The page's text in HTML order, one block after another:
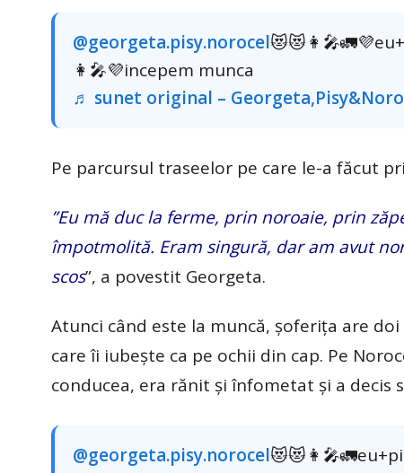
@georgeta.pisy.norocel
👩‍🎤💜incepem munca
♬ sunet original –
Pe parcursul traseelor pe care le-a făcut
”Eu mă duc la ferme, prin noroaie, prin
împotmolită. Eram singură, dar am avut
scos”, a povestit Georgeta.
Atunci când este la muncă, șoferița are
care îi iubește ca pe ochii din cap. Pe
conducea, era rănit și înfometat și a decis
@georgeta.pisy.norocel